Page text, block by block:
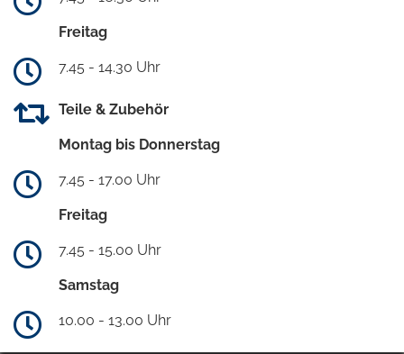
Freitag
7.45 - 14.30 Uhr
Teile & Zubehör
Montag bis Donnerstag
7.45 - 17.00 Uhr
Freitag
7.45 - 15.00 Uhr
Samstag
10.00 - 13.00 Uhr